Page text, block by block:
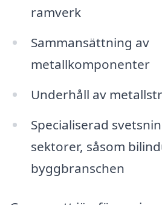
ramverk
Sammansättning av
metallkomponenter
Underhåll av
Specialiserad
sektorer, såsom
byggbranschen